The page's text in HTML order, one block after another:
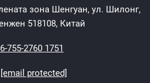
зона Шенгуан, ул. Шилонг,
518108, Китай
755-2760 1751
[email protected]